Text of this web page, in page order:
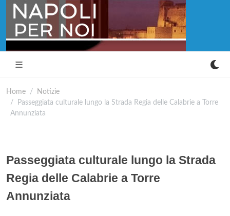
Home
Notizie
Passeggiata culturale lungo la Strada Regia delle Calabrie a Torre
Annunziata
Passeggiata culturale lungo la Strada
Regia delle Calabrie a Torre
Annunziata